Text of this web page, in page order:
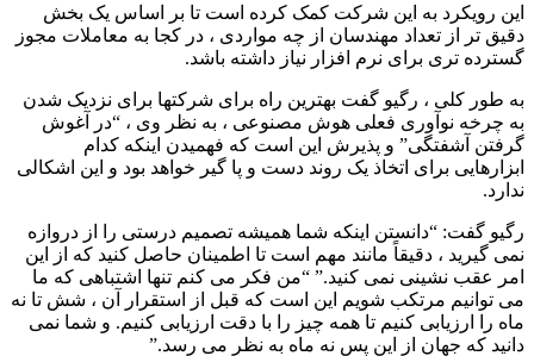
این رویکرد به این شرکت کمک کرده است تا بر اساس یک بخش
دقیق تر از تعداد مهندسان از چه مواردی ، در کجا به معاملات مجوز
گسترده تری برای نرم افزار نیاز داشته باشد.
به طور کلی ، رگیو گفت بهترین راه برای شرکتها برای نزدیک شدن
به چرخه نوآوری فعلی هوش مصنوعی ، به نظر وی ، “در آغوش
گرفتن آشفتگی” و پذیرش این است که فهمیدن اینکه کدام
ابزارهایی برای اتخاذ یک روند دست و پا گیر خواهد بود و این اشکالی
ندارد.
رگیو گفت: “دانستن اینکه شما همیشه تصمیم درستی را از دروازه
نمی گیرید ، دقیقاً مانند مهم است تا اطمینان حاصل کنید که از این
امر عقب نشینی نمی کنید.” “من فکر می کنم تنها اشتباهی که ما
می توانیم مرتکب شویم این است که قبل از استقرار آن ، شش تا نه
ماه را ارزیابی کنیم تا همه چیز را با دقت ارزیابی کنیم. و شما نمی
دانید که جهان از این پس نه ماه به نظر می رسد.”